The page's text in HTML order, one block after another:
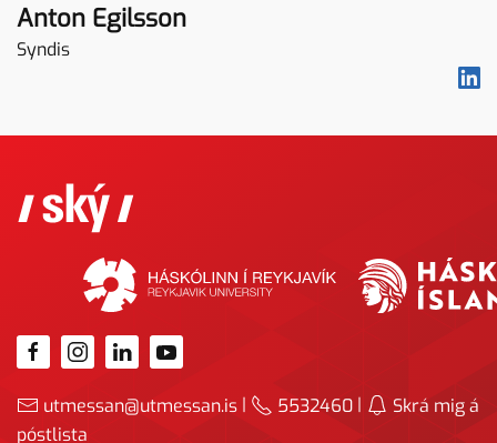
Anton Egilsson
Syndis
utmessan@utmessan.is | 5532460 |
Skrá mig á
póstlista